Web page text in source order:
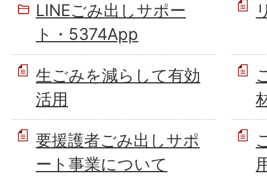
LINEごみ出しサポー
ト・5374App
生ごみを減らして有効
活用
要援護者ごみ出しサポ
ート事業について